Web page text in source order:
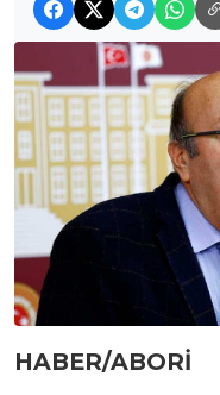
HABER/ABORİ